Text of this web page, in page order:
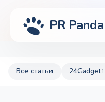
PR Panda
Все статьи 24Gadget1